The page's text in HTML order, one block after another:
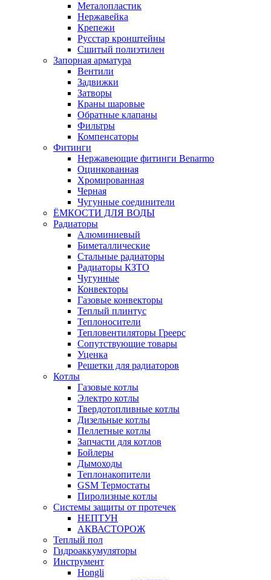
Металопластик
Нержавейка
Крепежи
Русстар кронштейны
Сшитый полиэтилен
Запорная арматура
Вентили
Задвижки
Затворы
Краны шаровые
Обратные клапаны
Фильтры
Компенсаторы
Фитинги
Нержавеющие фитинги Benarmo
Оцинкованная
Хромированная
Черная
Чугунные соединители
ЁМКОСТИ ДЛЯ ВОДЫ
Радиаторы
Алюминиевый
Биметаллические
Стальные радиаторы
Радиаторы КЗТО
Чугунные
Конвекторы
Газовые конвекторы
Теплый плинтус
Теплоносители
Тепловентиляторы Греерс
Сопутствующие товары
Уценка
Решетки для радиаторов
Котлы
Газовые котлы
Электро котлы
Твердотопливные котлы
Дизельные котлы
Пеллетные котлы
Запчасти для котлов
Бойлеры
Дымоходы
Теплонакопители
GSM Термостаты
Пиролизные котлы
Системы защиты от протечек
НЕПТУН
АКВАСТОРОЖ
Теплый пол
Гидроаккумуляторы
Инструмент
Hongli